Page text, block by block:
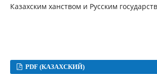
Казахским ханством и Русским
PDF (КАЗАХСКИЙ)